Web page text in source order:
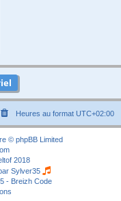
Heures au format UTC+02:00
© phpBB Limited
2018
Sylver35
- Breizh Code